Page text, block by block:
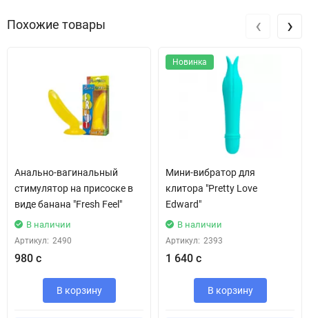
Похожие товары
Анально-вагинальный
стимулятор на присоске в
виде банана "Fresh Feel"
В наличии
Артикул: 2490
980 с
В корзину
Новинка
Мини-вибратор для
клитора "Pretty Love
Edward"
В наличии
Артикул: 2393
1 640 с
В корзину
‹ ›